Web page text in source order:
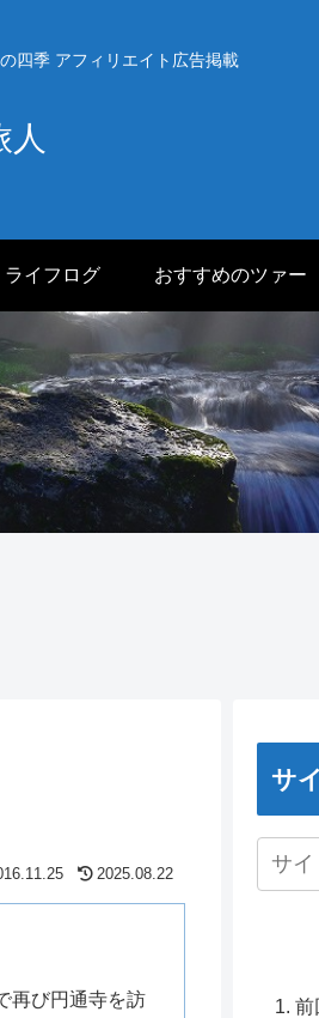
四季 アフィリエイト広告掲載
人
ライフログ おすすめのツァー
2025.08.22
再び円通寺を訪
サ
前